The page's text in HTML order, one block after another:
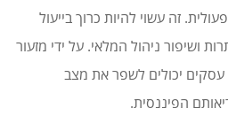
זה עשוי להיות כרוך בייעול
ושיפור ניהול המלאי. על ידי מזעור
עסקים יכולים לשפר את מצב
הפיננסית.